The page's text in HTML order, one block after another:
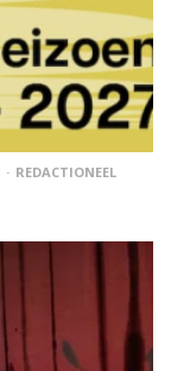
REDACTIONEEL